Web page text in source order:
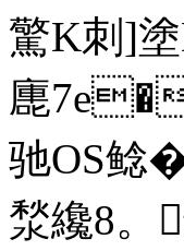
驚K刺]
廤7e�
驰OS鲶
湬纔8